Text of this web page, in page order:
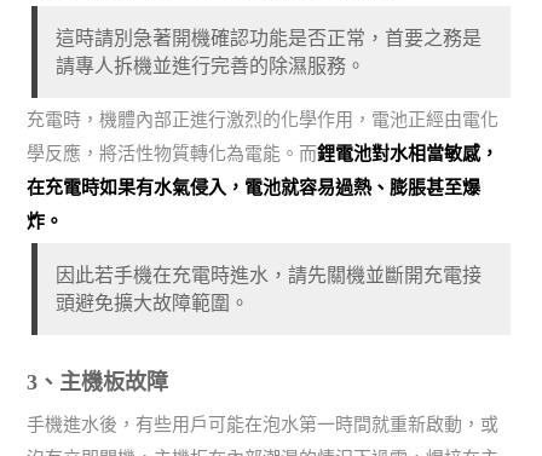
這時請別急著開機確認功能是否正常，首要之務是
請專人拆機並進行完善的除濕服務。
充電時，機體內部正進行激烈的化學作用，電池正經由電化
學反應，將活性物質轉化為電能。而鋰電池對水相當敏感，
在充電時如果有水氣侵入，電池就容易過熱、膨脹甚至爆
炸。
因此若手機在充電時進水，請先關機並斷開充電接
頭避免擴大故障範圍。
3、主機板故障
手機進水後，有些用戶可能在泡水第一時間就重新啟動，或